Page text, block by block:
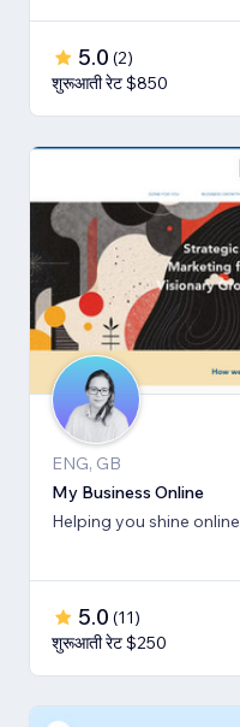
5.0 (2)
शुरूआती रेट $850
ENG, GB
My Business Online
Helping you shine online
5.0 (11)
शुरूआती रेट $250